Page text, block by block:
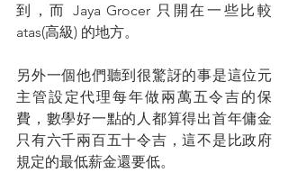
到，而 Jaya Grocer 只開在一些比較
atas(高級) 的地方。
另外一個他們聽到很驚訝的事是這位元
主管設定代理每年做兩萬五令吉的保
費，數學好一點的人都算得出首年傭金
只有六千兩百五十令吉，這不是比政府
規定的最低薪金還要低。